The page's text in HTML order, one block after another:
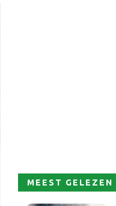
MEEST GELEZEN